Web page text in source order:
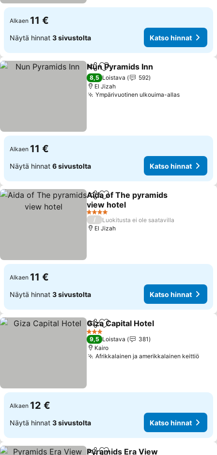
Alkaen 11 €
Näytä hinnat 3 sivustolta Katso hinnat
Jaa Lisää suosikkeihin
Nun Pyramids Inn
8,5 Loistava
592
El Jizah
Ympärivuotinen ulkouima-allas
Alkaen 11 €
Näytä hinnat 6 sivustolta Katso hinnat
Jaa Lisää suosikkeihin
Aida of The pyramids
view hotel
4 Tähtiluokitus
/
Luokitusta ei ole saatavilla
El Jizah
Alkaen 11 €
Näytä hinnat 3 sivustolta Katso hinnat
Jaa Lisää suosikkeihin
Giza Capital Hotel
3 Tähtiluokitus
9,5 Loistava
381
Kairo
Afrikkalainen ja amerikkalainen keittiö
Alkaen 12 €
Näytä hinnat 3 sivustolta Katso hinnat
Pyramids Era View